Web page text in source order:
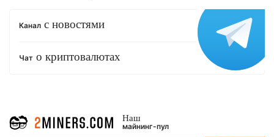
Канал с новостями
Чат о криптовалютах
Наш
майнинг-пул